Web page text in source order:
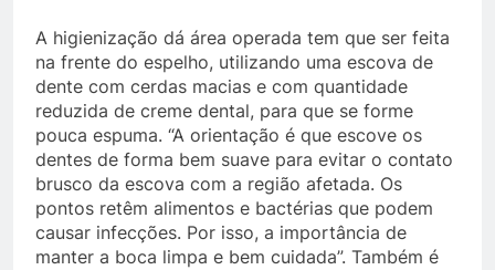
A higienização dá área operada tem que ser feita
na frente do espelho, utilizando uma escova de
dente com cerdas macias e com quantidade
reduzida de creme dental, para que se forme
pouca espuma. “A orientação é que escove os
dentes de forma bem suave para evitar o contato
brusco da escova com a região afetada. Os
pontos retêm alimentos e bactérias que podem
causar infecções. Por isso, a importância de
manter a boca limpa e bem cuidada”. Também é